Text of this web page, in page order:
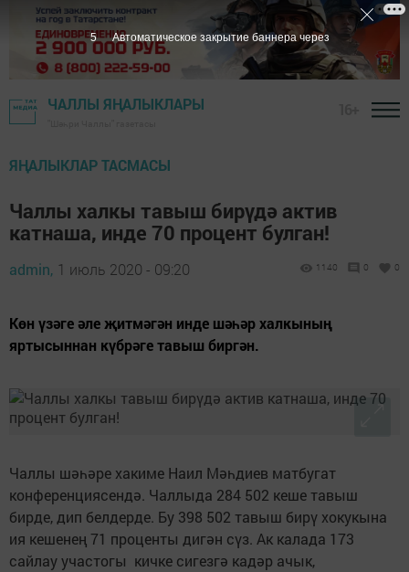
ЧАЛЛЫ ЯҢАЛЫКЛАРЫ
ЯҢАЛЫКЛАР ТАСМАСЫ
Чаллы халкы тавыш бирүдә актив
катнаша, инде 70 процент булган!
admin, 1 июль 2020 - 09:20 1140 0 0
Көн үзәге әле җитмәгән инде шәһәр халкының
яртысыннан күбрәге тавыш биргән.
Чаллы шәһәре хакиме Наил Мәһдиев матбугат
конференциясендә. Чаллыда 284 502 кеше тавыш
бирде, дип белдерде. Бу 398 502 тавыш бирү хокукына
ия кешенең 71 проценты дигән сүз. Ак калада 173
сайлау участогы кичке сигезгә кадәр ачык,
4 Автоматическое закрытие баннера через